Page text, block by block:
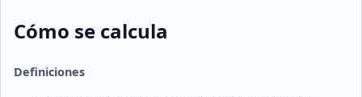
Cómo se calcula
Definiciones